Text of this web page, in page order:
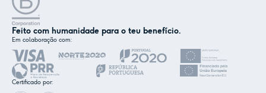
Feito com humanidade para o teu benefício.
Em colaboração com:
Certificado por:
Nós e os nossos parceiros usamos cookies ou
tecnologias semelhantes, conforme
mencionado na